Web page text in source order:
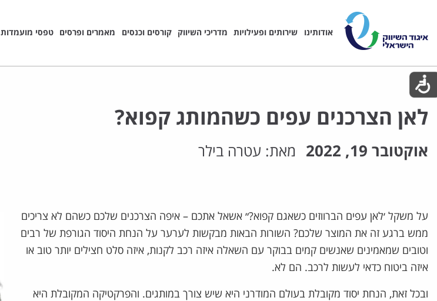
אודותינו שירותים ופעילויות מדריכי השיווק קורסים וכנסים מאמרים ופרסים טפסי מועמדות
לאן הצרכנים עפים כשהמותג קפוא?
אוקטובר 19, 2022 מאת: עטרה בילר
על משקל ׳לאן עפים הברווזים כשאגם קפוא?״ אשאל אתכם – איפה הצרכנים שלכם כשהם לא צריכים
ממש ברגע זה את המוצר שלכם? השורות הבאות מבקשות לערער על הנחת היסוד הגורפת של רבים
וטובים שמאמינים שאנשים קמים בבוקר עם השאלה איזה רכב לקנות, איזה סלט חצילים יותר טוב או
איזה ביטוח כדאי לעשות לרכב. הם לא.
ובכל זאת, הנחת יסוד מקובלת בעולם המודרני היא שיש צורך במותגים. והפרקטיקה המקובלת היא